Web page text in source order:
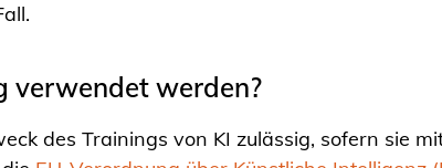
verwendet werden?
des Trainings von KI zulässig, sofern sie